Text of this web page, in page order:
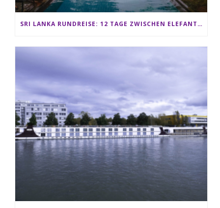
SRI LANKA RUNDREISE: 12 TAGE ZWISCHEN ELEFANTEN, TEEPLANTAGEN & STRAND ALS FAMILIE